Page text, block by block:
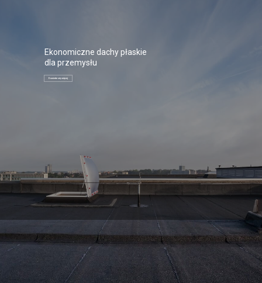
Ekonomiczne dachy płaskie
dla przemysłu
Dowiedz się więcej